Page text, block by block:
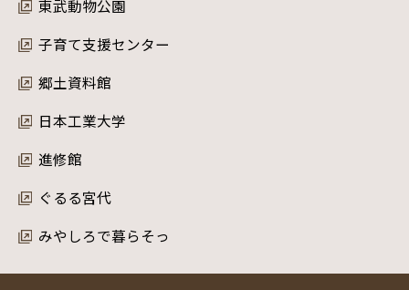
東武動物公園
子育て支援センター
郷土資料館
日本工業大学
進修館
ぐるる宮代
みやしろで暮らそっ